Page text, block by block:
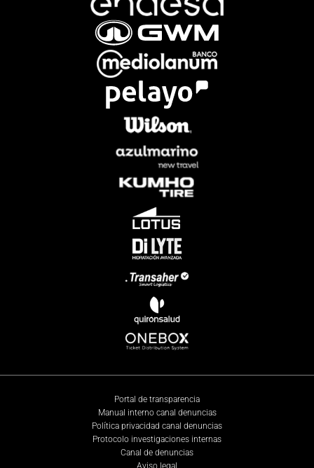
Portal de transparencia
Manual interno canal denuncias
Política privacidad canal denuncias
Protocolo investigaciones internas
Canal de denuncias
Aviso legal